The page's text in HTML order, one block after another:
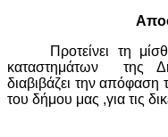
Προτείνει τη
καταστημάτων
της
διαβιβάζει την απόφαση
του δήμου μας ,για τις